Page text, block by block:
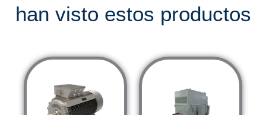
han visto estos productos